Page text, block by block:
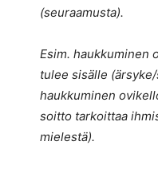
(seuraamusta).
Esim. haukkuminen
tulee sisälle
haukkuminen
soitto tarkoittaa
mielestä).